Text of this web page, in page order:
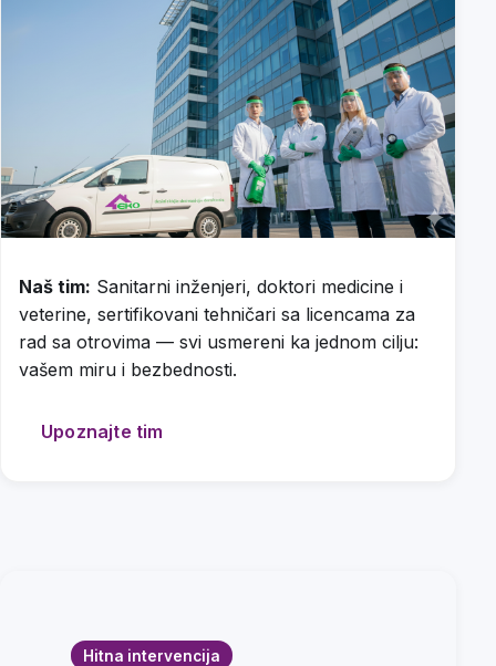
Naš tim: Sanitarni inženjeri, doktori medicine i
veterine, sertifikovani tehničari sa licencama za
rad sa otrovima — svi usmereni ka jednom cilju:
vašem miru i bezbednosti.
Upoznajte tim
Hitna intervencija